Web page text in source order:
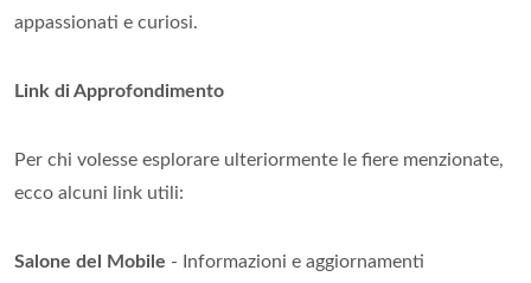
appassionati e curiosi.
Link di Approfondimento
Per chi volesse esplorare ulteriormente le fiere menzionate,
ecco alcuni link utili:
Salone del Mobile - Informazioni e aggiornamenti